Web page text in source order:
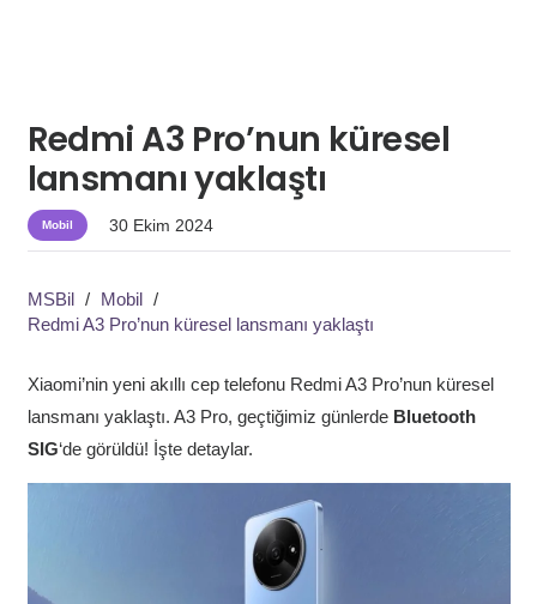
Redmi A3 Pro’nun küresel
lansmanı yaklaştı
Mobil 30 Ekim 2024
MSBil / Mobil /
Redmi A3 Pro’nun küresel lansmanı yaklaştı
Xiaomi’nin yeni akıllı cep telefonu Redmi A3 Pro’nun küresel
lansmanı yaklaştı. A3 Pro, geçtiğimiz günlerde Bluetooth
SIG‘de görüldü! İşte detaylar.